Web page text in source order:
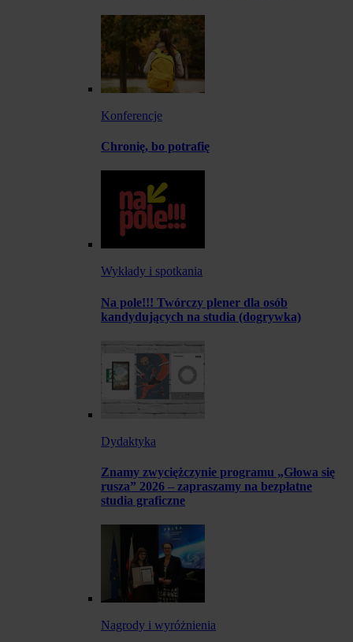
Konferencje
Chronię, bo potrafię
Wykłady i spotkania
Na pole!!! Twórczy plener dla osób
kandydujących na studia (dogrywka)
Dydaktyka
Znamy zwyciężczynie programu „Głowa się
rusza” 2026 – zapraszamy na bezpłatne
studia graficzne
Nagrody i wyróżnienia